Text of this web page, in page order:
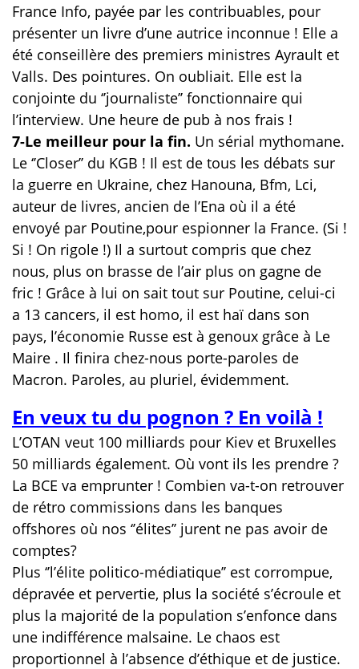
France Info, payée par les contribuables, pour
présenter un livre d’une autrice inconnue ! Elle a
été conseillère des premiers ministres Ayrault et
Valls. Des pointures. On oubliait. Elle est la
conjointe du ‘’journaliste’’ fonctionnaire qui
l’interview. Une heure de pub à nos frais !
7-Le meilleur pour la fin. Un sérial mythomane.
Le ‘’Closer’’ du KGB ! Il est de tous les débats sur
la guerre en Ukraine, chez Hanouna, Bfm, Lci,
auteur de livres, ancien de l’Ena où il a été
envoyé par Poutine,pour espionner la France. (Si !
Si ! On rigole !) Il a surtout compris que chez
nous, plus on brasse de l’air plus on gagne de
fric ! Grâce à lui on sait tout sur Poutine, celui-ci
a 13 cancers, il est homo, il est haï dans son
pays, l’économie Russe est à genoux grâce à Le
Maire . Il finira chez-nous porte-paroles de
Macron. Paroles, au pluriel, évidemment.
En veux tu du pognon ? En voilà !
L’OTAN veut 100 milliards pour Kiev et Bruxelles
50 milliards également. Où vont ils les prendre ?
La BCE va emprunter ! Combien va-t-on retrouver
de rétro commissions dans les banques
offshores où nos ‘’élites’’ jurent ne pas avoir de
comptes?
Plus ‘’l’élite politico-médiatique’’ est corrompue,
dépravée et pervertie, plus la société s’écroule et
plus la majorité de la population s’enfonce dans
une indifférence malsaine. Le chaos est
proportionnel à l’absence d’éthique et de justice.